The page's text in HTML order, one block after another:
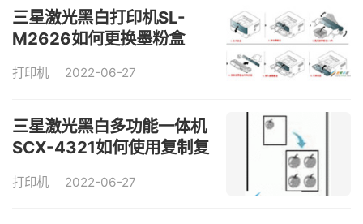
三星激光黑白打印机SL-
M2626如何更换墨粉盒
打印机 2022-06-27
三星激光黑白多功能一体机
SCX-4321如何使用复制复
打印机 2022-06-27